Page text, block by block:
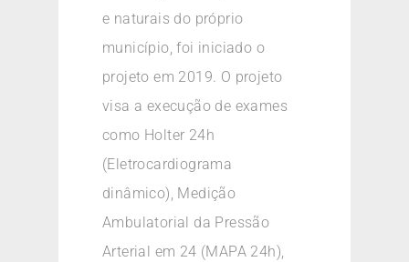
e naturais do próprio
município, foi iniciado o
projeto em 2019. O projeto
visa a execução de exames
como Holter 24h
(Eletrocardiograma
dinâmico), Medição
Ambulatorial da Pressão
Arterial em 24 (MAPA 24h),